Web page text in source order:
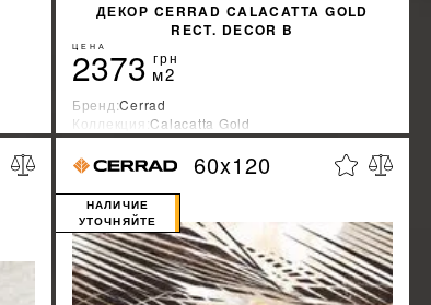
%
ДЕКОР CERRAD CALACATTA GOLD
RECT. DECOR B
ЦЕНА
2373 грн
м2
Бренд:Cerrad
Коллекция:Calacatta Gold
Страна-производитель:Польша
УЗНАТЬ СВОЮ СКИДКУ %
60x120
НАЛИЧИЕ
УТОЧНЯЙТЕ